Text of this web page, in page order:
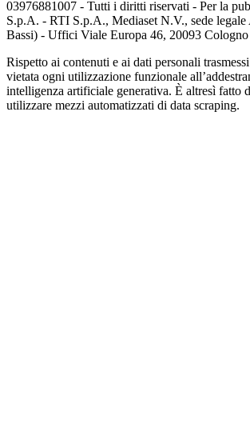
03976881007 - Tutti i diritti riservati - Per la
S.p.A. - RTI S.p.A., Mediaset N.V., sede legale
Bassi) - Uffici Viale Europa 46, 20093
Rispetto ai contenuti e ai dati personali
vietata ogni utilizzazione funzionale
intelligenza artificiale generativa. È altresì fatto
utilizzare mezzi automatizzati di data scraping.